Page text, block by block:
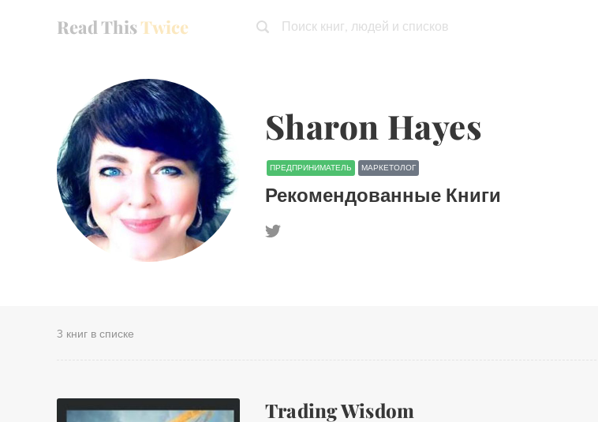
Read ThisTwice Поиск книг, людей и списков
Sharon Hayes
ПРЕДПРИНИМАТЕЛЬ МАРКЕТОЛОГ
Рекомендованные Книги
3 книг в списке
Trading Wisdom